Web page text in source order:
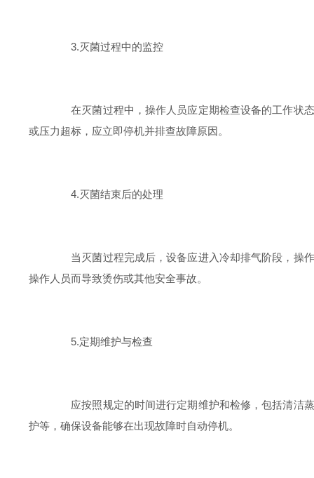
3.灭菌过程中的监控
在灭菌过程中，操作人员应定期检查设备的工作状态
或压力超标，应立即停机并排查故障原因。
4.灭菌结束后的处理
当灭菌过程完成后，设备应进入冷却排气阶段，操作
操作人员而导致烫伤或其他安全事故。
5.定期维护与检查
应按照规定的时间进行定期维护和检修，包括清洁蒸
护等，确保设备能够在出现故障时自动停机。